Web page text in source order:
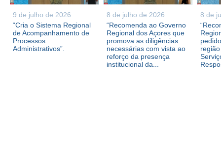
9 de julho de 2026
“Cria o Sistema Regional
de Acompanhamento de
Processos
Administrativos”.
8 de julho de 2026
“Recomenda ao Governo
Regional dos Açores que
promova as diligências
necessárias com vista ao
reforço da presença
institucional da...
8 de